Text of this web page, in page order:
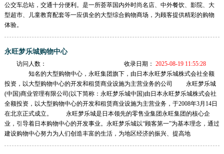
公交车总站，交通十分便利。是一所荟萃国内外时尚名店、中外餐饮、影院、大
型超市、儿童教育配套等一应俱全的大型综合购物商场，为顾客提供精彩的购物
体验。
永旺梦乐城购物中心
访问人数： 收录日期： 2025-08-19 11:55:28
知名的大型购物中心，永旺集团旗下，由日本永旺梦乐城株式会社全额
投资，以大型购物中心的开发和租赁商业设施为主营业务的公司 永旺梦乐城
(中国)商业管理有限公司(以下简称：永旺梦乐城中国)由日本永旺梦乐城株式会社
全额投资，以大型购物中心的开发和租赁商业设施为主营业务，于2008年3月14日
在北京正式成立。 永旺梦乐城是日本领先的零售业集团永旺集团的核心企
业，引导着日本购物中心的开发事业。永旺梦乐城以“顾客第一”为基本理念，通过
建设购物中心努力为人们创造丰富的生活，为地区经济的振兴、提高地